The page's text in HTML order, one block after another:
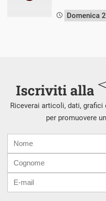
Domenica
Iscriviti alla
Riceverai articoli, dati,
per promuovere
mail